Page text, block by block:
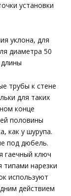
установки
уклона, для
диаметра 50
трубы к стене
для таких
конце
половины
как у шурупа.
под дюбель.
гаечный ключ
нарезки
используют
действием